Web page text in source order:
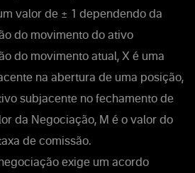
valor de ± 1 dependendo da
do movimento do ativo
do movimento atual, X é uma
na abertura de uma posição,
subjacente no fechamento de
da Negociação, M é o valor do
de comissão.
exige um acordo